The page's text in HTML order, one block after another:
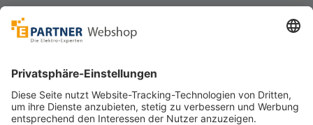
Unsere Zahlarten
Versandpartner
Sicher bestellen